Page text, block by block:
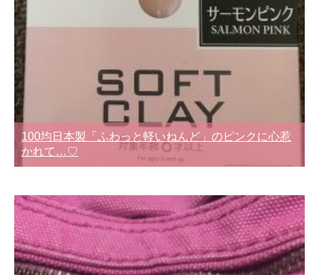
100均日本製「ふわっと軽いねんど」のピンクに心惹
かれて…♡